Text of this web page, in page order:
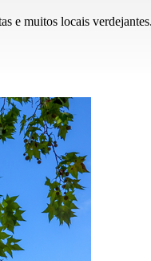
e muitos locais verdejantes.